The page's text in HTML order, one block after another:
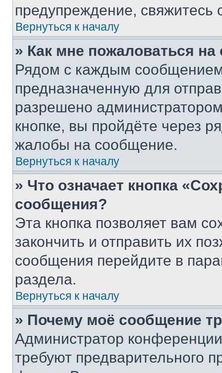
предупреждение,
Вернуться к началу
» Как мне пожаловаться
Рядом с каждым сообщением
предназначенную для
разрешено
кнопке, вы пройдёте через
жалобы на сообщение.
Вернуться к началу
» Что означает кнопка
сообщения?
Эта кнопка позволяет вам
закончить и отправить их
сообщения перейдите в
раздела.
Вернуться к началу
» Почему моё сообщение
Администратор
требуют предварительного